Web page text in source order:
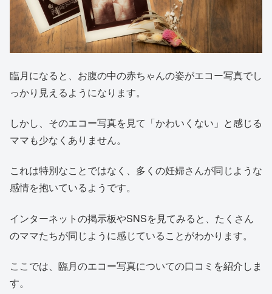
臨月になると、お腹の中の赤ちゃんの姿がエコー写真でし
っかり見えるようになります。
しかし、そのエコー写真を見て「かわいくない」と感じる
ママも少なくありません。
これは特別なことではなく、多くの妊婦さんが同じような
感情を抱いているようです。
インターネットの掲示板やSNSを見てみると、たくさん
のママたちが同じように感じていることがわかります。
ここでは、臨月のエコー写真についての口コミを紹介しま
す。